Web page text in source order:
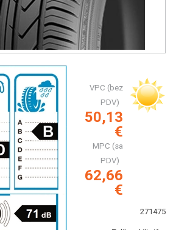
VPC (bez
PDV)
50,13
€
MPC (sa
PDV)
62,66
€
271475